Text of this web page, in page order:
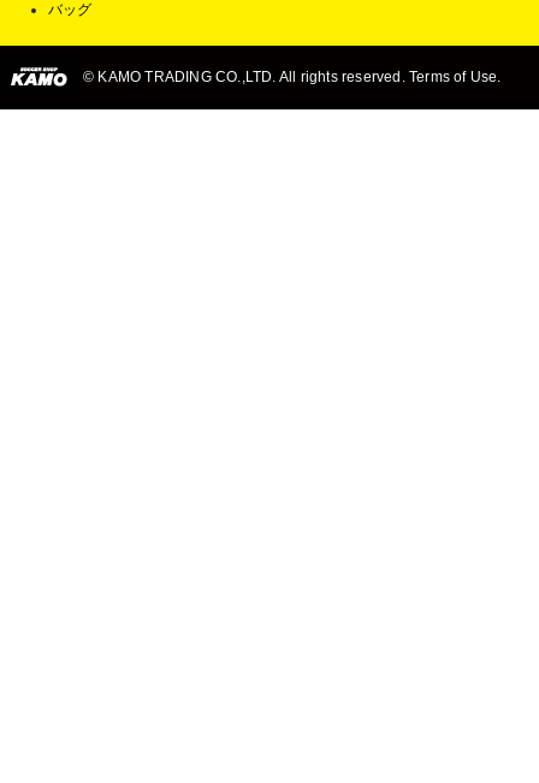
バッグ
© KAMO TRADING CO.,LTD. All rights reserved. Terms of Use.